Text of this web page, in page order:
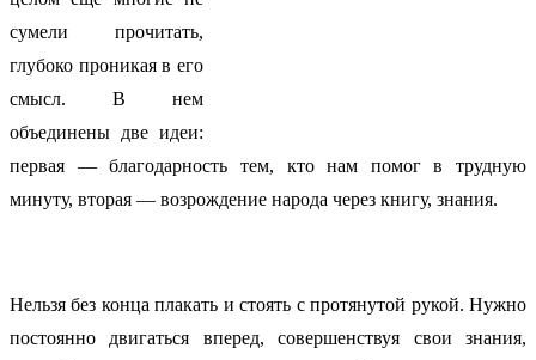
сумели прочитать,
глубоко проникая в его
смысл. В нем
объединены две идеи:
первая — благодарность тем, кто нам помог в трудную
минуту, вторая — возрождение народа через книгу, знания.
Нельзя без конца плакать и стоять с протянутой рукой. Нужно
постоянно двигаться вперед, совершенствуя свои знания,